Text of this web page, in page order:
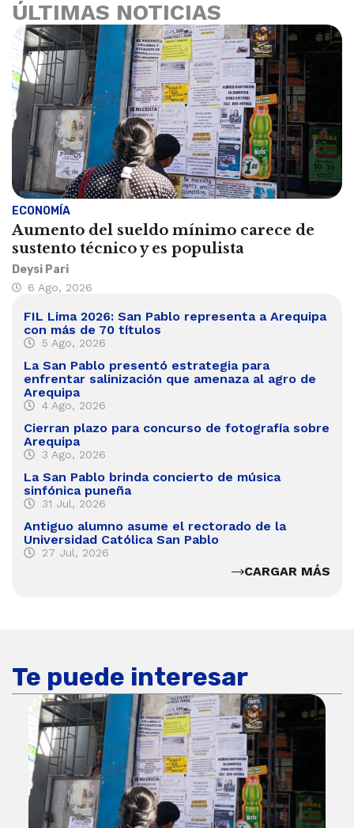
ÚLTIMAS NOTICIAS
ECONOMÍA
Aumento del sueldo mínimo carece de
sustento técnico y es populista
Deysi Pari
6 Ago, 2026
FIL Lima 2026: San Pablo representa a Arequipa
con más de 70 títulos
5 Ago, 2026
La San Pablo presentó estrategia para
enfrentar salinización que amenaza al agro de
Arequipa
4 Ago, 2026
Cierran plazo para concurso de fotografía sobre
Arequipa
3 Ago, 2026
La San Pablo brinda concierto de música
sinfónica puneña
31 Jul, 2026
Antiguo alumno asume el rectorado de la
Universidad Católica San Pablo
27 Jul, 2026
CARGAR MÁS
Te puede interesar